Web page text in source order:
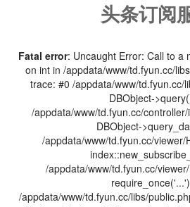
头条订阅
Fatal error: Uncaught Error: Call to a
on int in /appdata/www/td.fyun.cc/
trace: #0 /appdata/www/td.fyun.cc/
DBObject-
/appdata/www/td.fyun.cc/
DBObject-
/appdata/www/td.fyun.cc/viewer/
/appdata/www/td.fyun.cc/
/appdata/www/td.fyun.cc/libs/